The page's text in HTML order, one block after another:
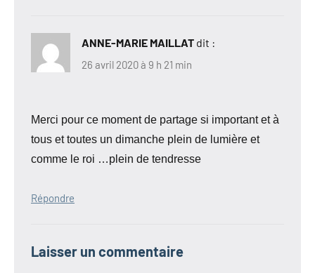
ANNE-MARIE MAILLAT dit :
26 avril 2020 à 9 h 21 min
Merci pour ce moment de partage si important et à
tous et toutes un dimanche plein de lumière et
comme le roi …plein de tendresse
Répondre
Laisser un commentaire